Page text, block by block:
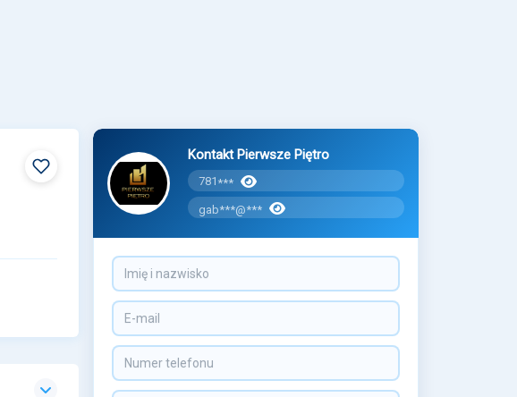
Kontakt Pierwsze Piętro
781 ***
gab***@***